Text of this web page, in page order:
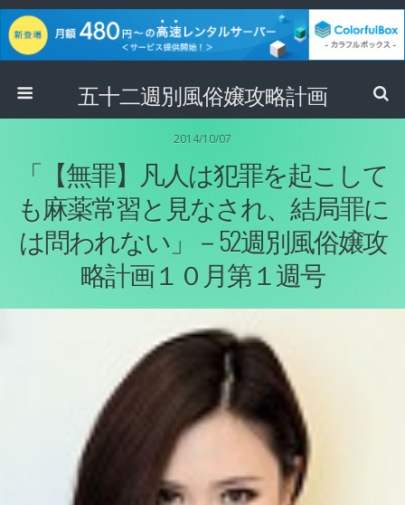
五十二週別風俗嬢攻略計画
2014/10/07
「【無罪】凡人は犯罪を起こして
も麻薬常習と見なされ、結局罪に
は問われない」－52週別風俗嬢攻
略計画１０月第１週号